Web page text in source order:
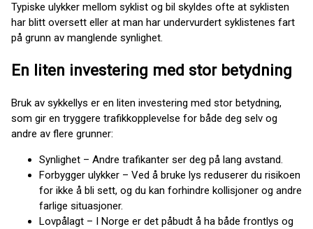
Typiske ulykker mellom syklist og bil skyldes ofte at syklisten
har blitt oversett eller at man har undervurdert syklistenes fart
på grunn av manglende synlighet.
En liten investering med stor betydning
Bruk av sykkellys er en liten investering med stor betydning,
som gir en tryggere trafikkopplevelse for både deg selv og
andre av flere grunner:
Synlighet – Andre trafikanter ser deg på lang avstand.
Forbygger ulykker – Ved å bruke lys reduserer du risikoen
for ikke å bli sett, og du kan forhindre kollisjoner og andre
farlige situasjoner.
Lovpålagt – I Norge er det påbudt å ha både frontlys og